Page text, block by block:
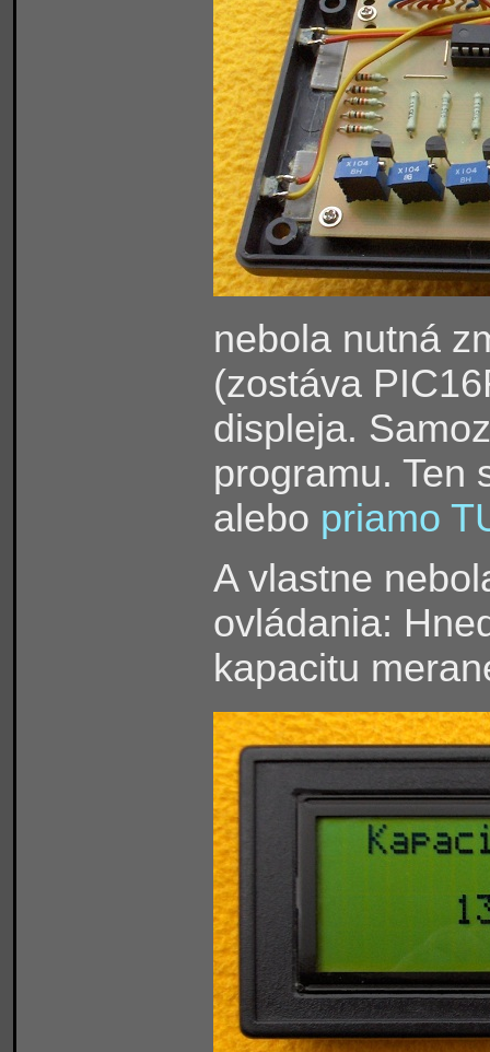
nebola nutná
(zostáva
displeja.
programu. Ten
alebo priamo
A vlastne
ovládania:
kapacitu